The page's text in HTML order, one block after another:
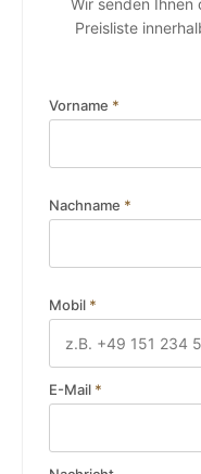
Wir senden Ihnen
Preisliste
Vorname *
Nachname *
Mobil *
E-Mail *